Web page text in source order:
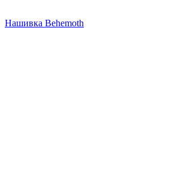
Нашивка Behemoth